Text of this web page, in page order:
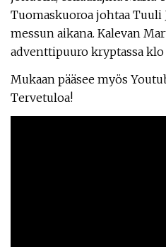
Tuomaskuoroa johtaa
messun aikana. Kalevan
adventtipuuro kryptassa klo
Mukaan pääsee myös
Tervetuloa!